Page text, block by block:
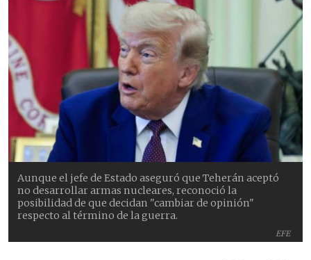
EFE
Aunque el jefe de Estado aseguró que Teherán aceptó
no desarrollar armas nucleares, reconoció la
posibilidad de que decidan "cambiar de opinión"
respecto al término de la guerra.